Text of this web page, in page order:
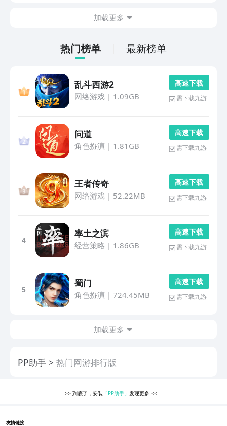
加载更多
热门榜单 最新榜单
乱斗西游2
网络游戏| 1.09GB
高 速 下 载
需下载九游
问道
角色扮演 | 1.81GB
高 速 下 载
需下载九游
王者传奇
网络游戏| 52.22MB
高 速 下 载
需下载九游
4
率土之滨
经营策略 | 1.86GB
高 速 下 载
需下载九游
5
蜀门
角色扮演 | 724.45MB
高 速 下 载
需下载九游
加载更多
PP助手 热门网游排行版
>> 到底了，安装 「PP助手」发现更多<<
友情链接